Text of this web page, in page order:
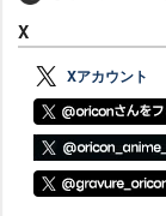
X
Xアカウント